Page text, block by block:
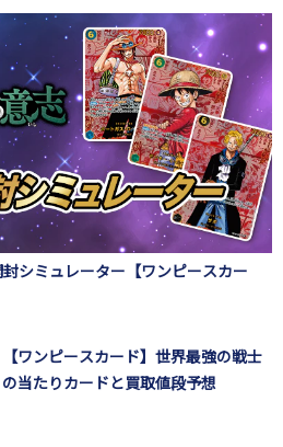
シミュレーター【ワンピースカー
【ワンピースカード】世界最強の戦士
の当たりカードと買取値段予想